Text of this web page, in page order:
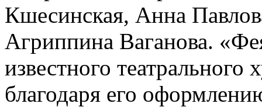
Кшесинская, Анна
Агриппина Ваганова.
известного
благодаря его